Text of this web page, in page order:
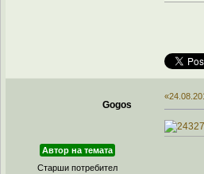
Gogos
Автор на темата
Старши потребител